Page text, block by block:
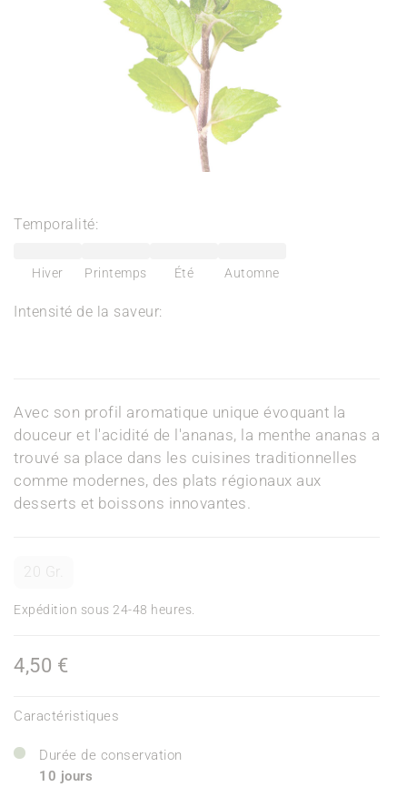
Temporalité:
Hiver Printemps Été Automne
Intensité de la saveur:
Avec son profil aromatique unique évoquant la
douceur et l'acidité de l'ananas, la menthe ananas a
trouvé sa place dans les cuisines traditionnelles
comme modernes, des plats régionaux aux
desserts et boissons innovantes.
20 Gr.
Expédition sous 24-48 heures.
4,50 €
Caractéristiques
Durée de conservation
10 jours